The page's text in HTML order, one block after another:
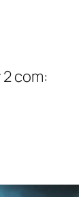
com: